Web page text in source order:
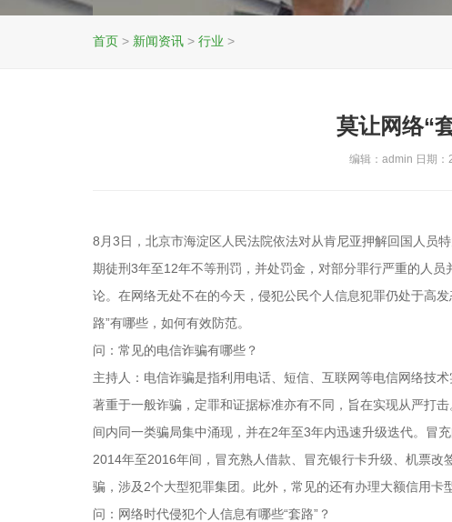
首页 > 新闻资讯 > 行业 >
莫让网络“
编辑：admin 日期
8月3日，北京市海淀区人民法院依法对从肯尼亚押解回国人员
期徒刑3年至12年不等刑罚，并处罚金，对部分罪行严重的人
论。在网络无处不在的今天，侵犯公民个人信息犯罪仍处于高
路”有哪些，如何有效防范。
问：常见的电信诈骗有哪些？
主持人：电信诈骗是指利用电话、短信、互联网等电信网络技
著重于一般诈骗，定罪和证据标准亦有不同，旨在实现从严打
间内同一类骗局集中涌现，并在2年至3年内迅速升级迭代。冒
2014年至2016年间，冒充熟人借款、冒充银行卡升级、机票
骗，涉及2个大型犯罪集团。此外，常见的还有办理大额信用卡
问：网络时代侵犯个人信息有哪些“套路”？